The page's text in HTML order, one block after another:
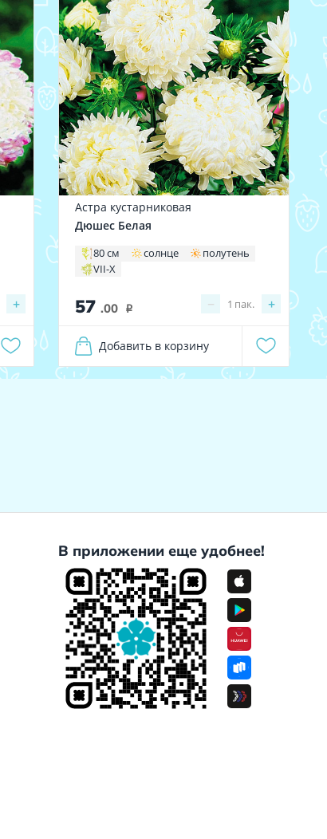
+
Астра кустарниковая
Дюшес Белая
80 см солнце
полутень
VII-X
57 .00 i − +
1 пак.
Добавить в корзину
В приложении еще удобнее!